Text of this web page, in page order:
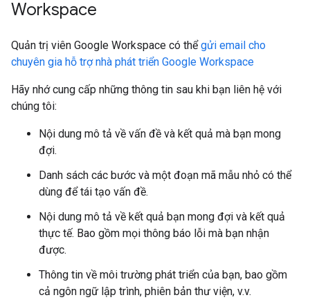
Workspace
Quản trị viên Google Workspace có thểgửi email cho
chuyên gia hỗ trợ nhà phát triển Google Workspace
Hãy nhớ cung cấp những thông tin sau khi bạn liên hệ với
chúng tôi:
Nội dung mô tả về vấn đề và kết quả mà bạn mong
đợi.
Danh sách các bước và một đoạn mã mẫu nhỏ có thể
dùng để tái tạo vấn đề.
Nội dung mô tả về kết quả bạn mong đợi và kết quả
thực tế. Bao gồm mọi thông báo lỗi mà bạn nhận
được.
Thông tin về môi trường phát triển của bạn, bao gồm
cả ngôn ngữ lập trình, phiên bản thư viện, v.v.